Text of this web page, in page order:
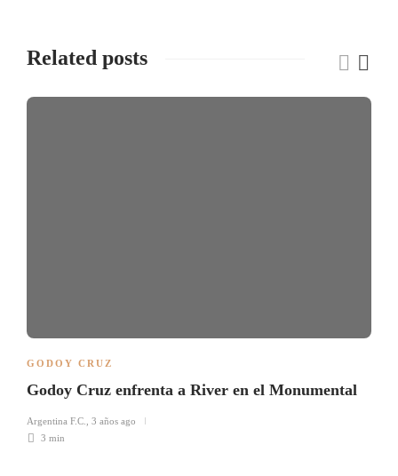
Related posts
GODOY CRUZ
Godoy Cruz enfrenta a River en el Monumental
Argentina F.C.
3 años ago
3 min